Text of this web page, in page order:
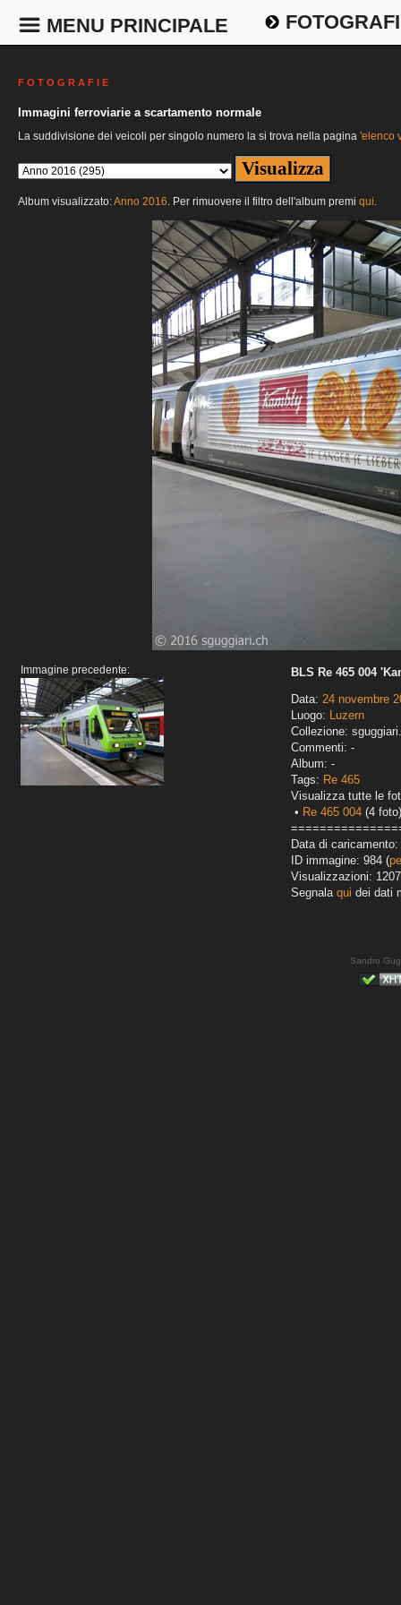
MENU PRINCIPALE
F O T O G R A F I E
Immagini ferroviarie a scartamento normale
La suddivisione dei veicoli per singolo numero la si trova nella pagina 'elenco
Album visualizzato:Anno 2016. Per rimuovere il filtro dell'album premi qui.
Immagine precedente:
BLS Re 465 004
Data: 24 novembre
Luogo: Luzern
Collezione:
Commenti: -
Album: -
Tags: Re 465
Visualizza tutte le
• Re 465 004 (4 foto)
Data di caricamento:
ID immagine: 984 (
Visualizzazioni: 1207
Segnala qui dei dati
Sandro